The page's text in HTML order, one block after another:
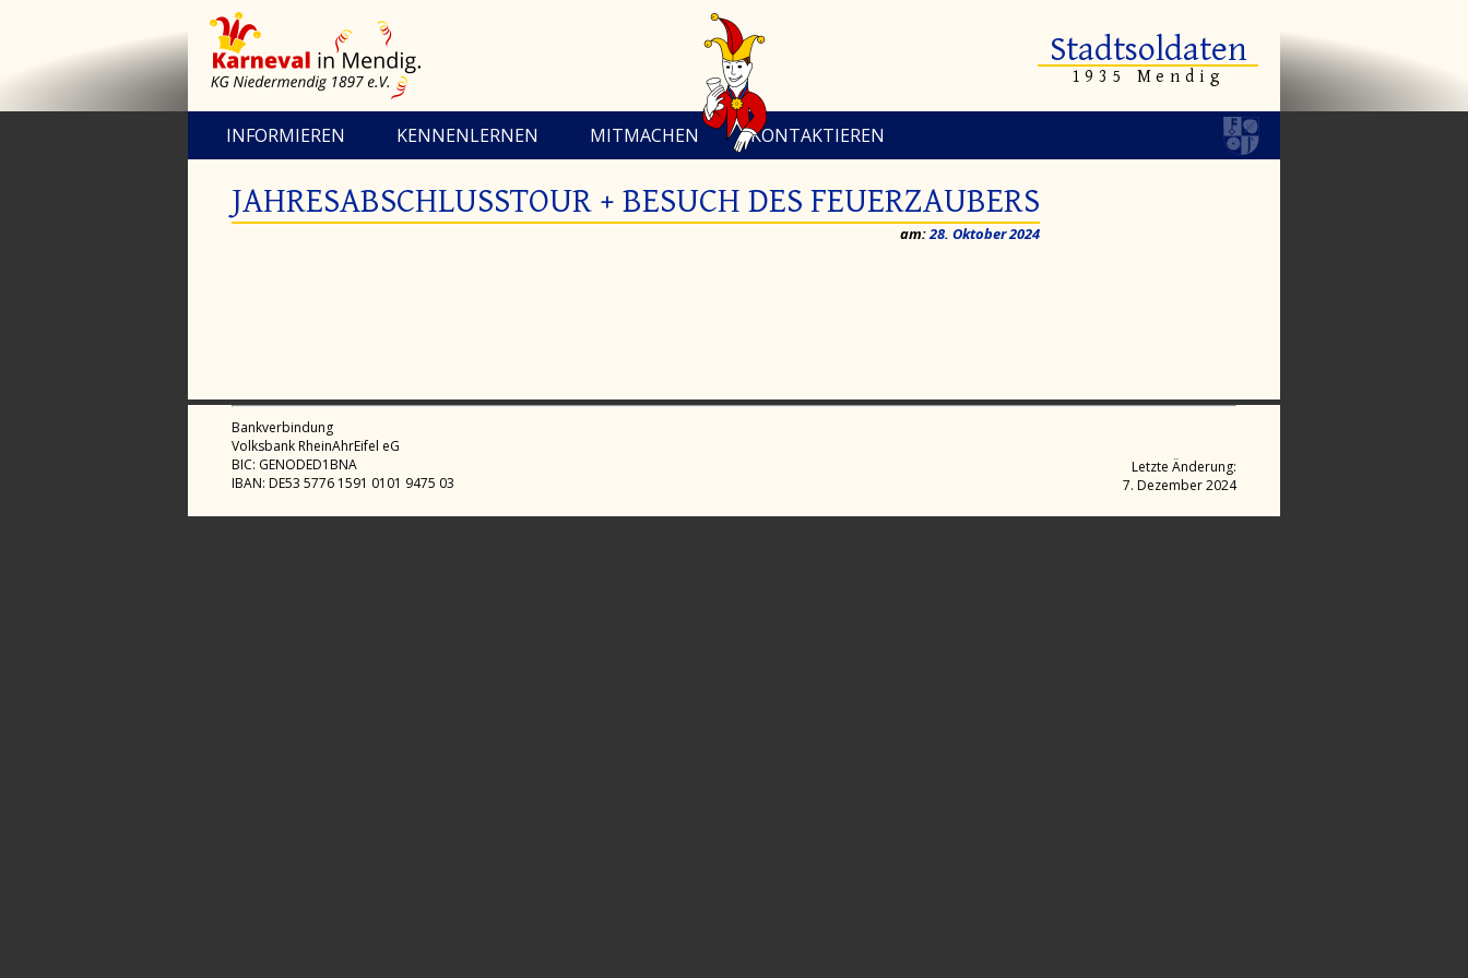
Stadtsoldaten
1935 Mendig
INFORMIEREN KENNENLERNEN MITMACHEN KONTAKTIEREN
JAHRESABSCHLUSSTOUR + BESUCH DES FEUERZAUBERS
am:28. Oktober 2024
Bankverbindung
Volksbank RheinAhrEifel eG
BIC: GENODED1BNA
IBAN: DE53 5776 1591 0101 9475 03
Letzte Änderung:
7. Dezember 2024